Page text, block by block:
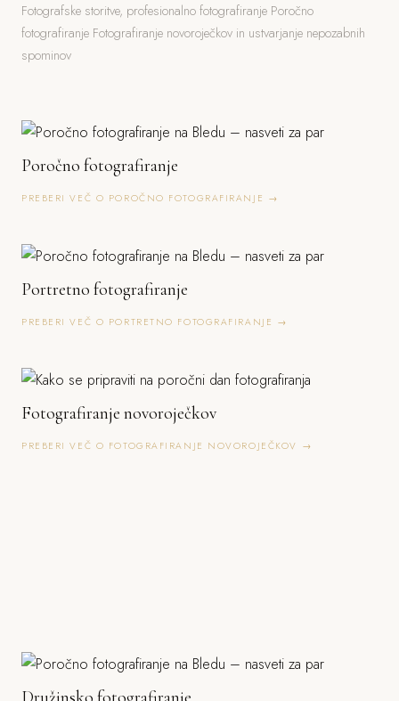
Fotografske storitve, profesionalno fotografiranje Poročno
fotografiranje Fotografiranje novoroječkov in ustvarjanje nepozabnih
spominov
Poročno fotografiranje
PREBERI VEČ O POROČNO FOTOGRAFIRANJE →
Portretno fotografiranje
PREBERI VEČ O PORTRETNO FOTOGRAFIRANJE →
Fotografiranje novoroječkov
PREBERI VEČ O FOTOGRAFIRANJE NOVOROJEČKOV →